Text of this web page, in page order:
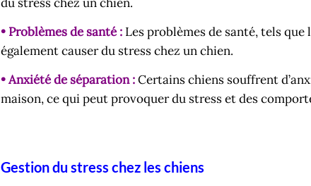
• Problèmes de santé : Les problèmes de santé, tels
également causer du stress chez un chien.
• Anxiété de séparation :Certains chiens souffrent
maison, ce qui peut provoquer du stress et des
Gestion du stress chez les chiens